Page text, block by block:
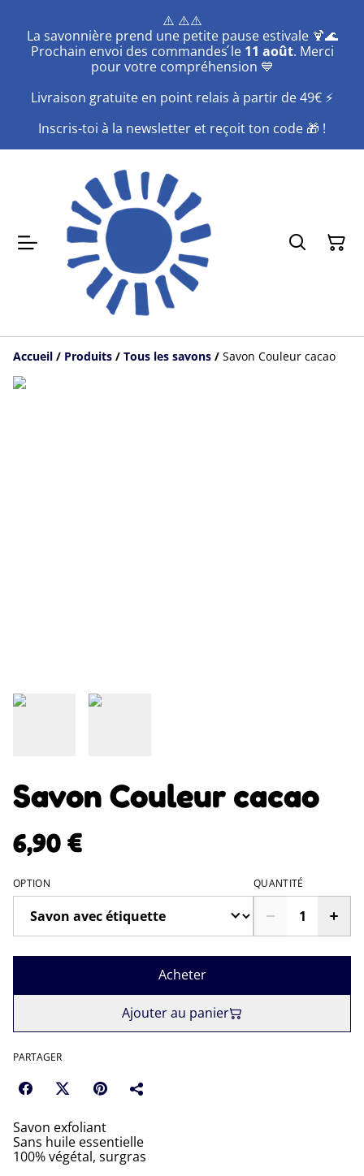
⚠️ ⚠️⚠️
La savonnière prend une petite pause estivale 🍹🌊
Prochain envoi des commandes ́le 11 août. Merci
pour votre compréhension 💙
Livraison gratuite en point relais à partir de 49€ ⚡️
Inscris-toi à la newsletter et reçoit ton code 🎁 !
Accueil / Produits / Tous les savons / Savon Couleur cacao
Savon Couleur cacao
6,90 €
OPTION QUANTITÉ
Acheter
Ajouter au panier
PARTAGER
Savon exfoliant
Sans huile essentielle
100% végétal, surgras